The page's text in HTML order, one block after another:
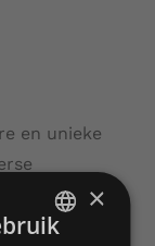
en unieke
×